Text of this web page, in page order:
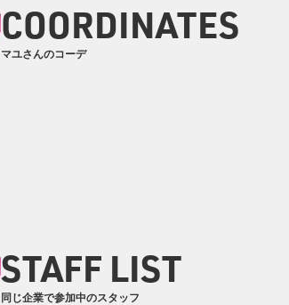
COORDINATES
マユさんのコーデ
STAFF LIST
同じ企業で参加中のスタッフ